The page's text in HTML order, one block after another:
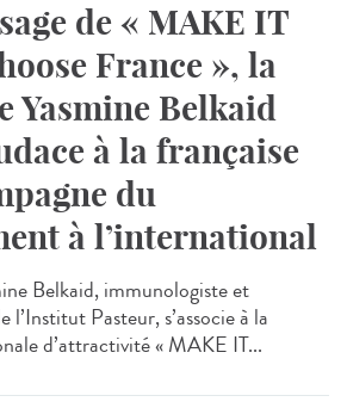
de « MAKE IT
France », la
Yasmine Belkaid
à la française
du
à l’international
Belkaid, immunologiste et
Pasteur, s’associe à la
d’attractivité « MAKE IT...